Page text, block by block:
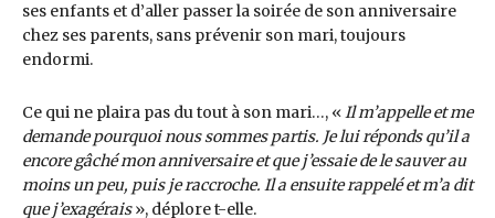
ses enfants et d’aller passer la soirée de son anniversaire
chez ses parents, sans prévenir son mari, toujours
endormi.
Ce qui ne plaira pas du tout à son mari…, «Il m’appelle et me
demande pourquoi nous sommes partis. Je lui réponds qu’il a
encore gâché mon anniversaire et que j’essaie de le sauver au
moins un peu, puis je raccroche. Il a ensuite rappelé et m’a dit
que j’exagérais», déplore t-elle.